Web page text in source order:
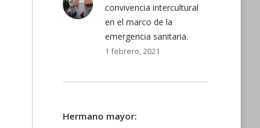
convivencia intercultural
en el marco de la
emergencia sanitaria.
1 febrero, 2021
Hermano mayor: